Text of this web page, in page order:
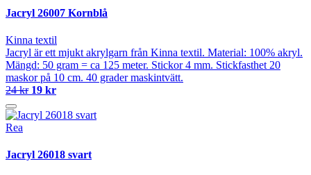
Jacryl 26007 Kornblå
Kinna textil
Jacryl är ett mjukt akrylgarn från Kinna textil. Material: 100% akryl.
Mängd: 50 gram = ca 125 meter. Stickor 4 mm. Stickfasthet 20
maskor på 10 cm. 40 grader maskintvätt.
24 kr 19 kr
Rea
Jacryl 26018 svart